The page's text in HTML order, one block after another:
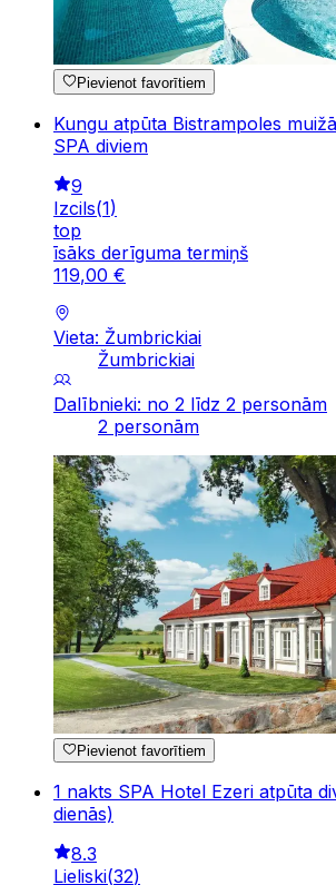
Pievienot favorītiem
Kungu atpūta Bistrampoles
SPA diviem
9
Izcils(1)
top
īsāks derīguma termiņš
119,00 €
Vieta: Žumbrickiai
Žumbrickiai
Dalībnieki: no 2 līdz 2 personām
2 personām
Pievienot favorītiem
1 nakts SPA Hotel Ezeri atpūta
dienās)
8.3
Lieliski(32)